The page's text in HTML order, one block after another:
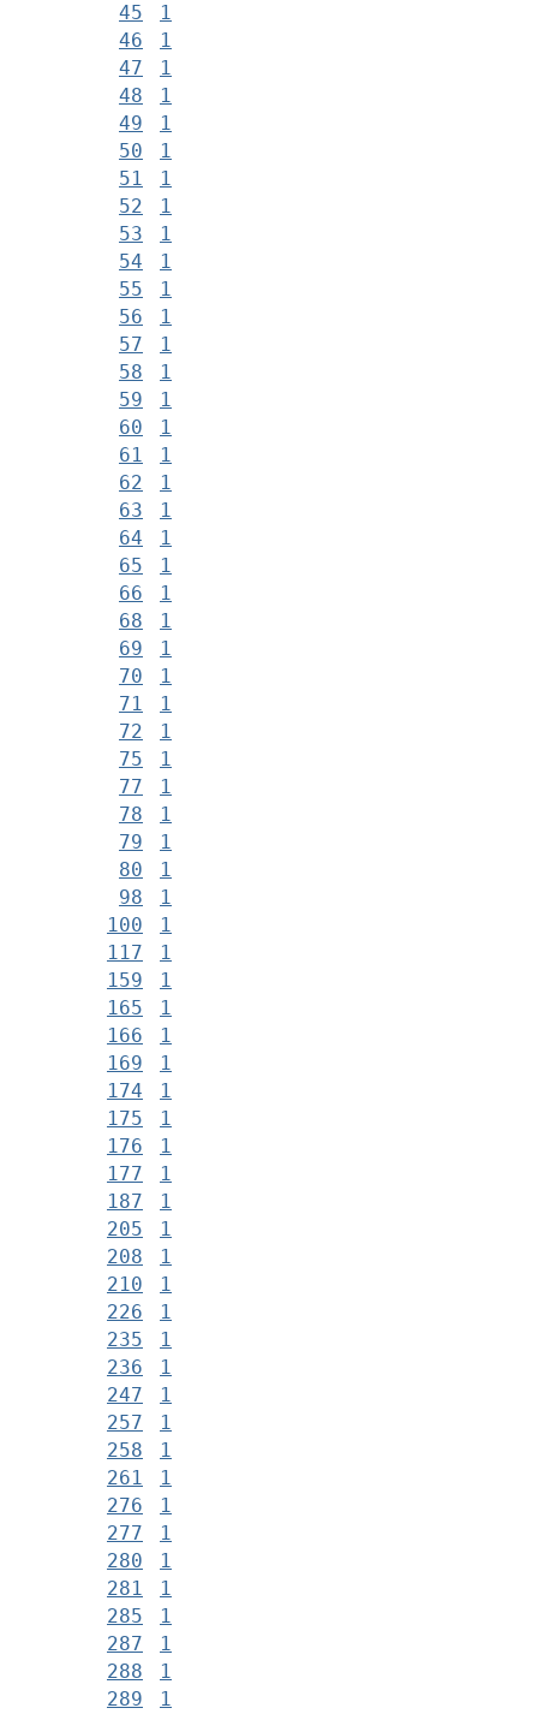
45
1
46
1
47
1
48
1
49
1
50
1
51
1
52
1
53
1
54
1
55
1
56
1
57
1
58
1
59
1
60
1
61
1
62
1
63
1
64
1
65
1
66
1
68
1
69
1
70
1
71
1
72
1
75
1
77
1
78
1
79
1
80
1
98
1
100
1
117
1
159
1
165
1
166
1
169
1
174
1
175
1
176
1
177
1
187
1
205
1
208
1
210
1
226
1
235
1
236
1
247
1
257
1
258
1
261
1
276
1
277
1
280
1
281
1
285
1
287
1
288
1
289
1